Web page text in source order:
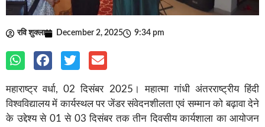
रवि शुक्ला December 2, 2025 9:34 pm
महाराष्ट्र वर्धा, 02 दिसंबर 2025। महात्मा गांधी अंतरराष्ट्रीय हिंदी
विश्वविद्यालय में कार्यस्थल पर जेंडर संवेदनशीलता एवं सम्मान को बढ़ावा देने
के उद्देश्य से 01 से 03 दिसंबर तक तीन दिवसीय कार्यशाला का आयोजन